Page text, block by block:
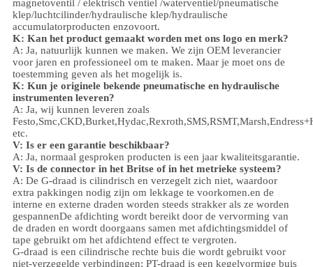
magnetoventil / elektrisch ventiel /waterventiel/pneumatische
klep/luchtcilinder/hydraulische klep/hydraulische
accumulatorproducten enzovoort.
K: Kan het product gemaakt worden met ons logo en merk?
A: Ja, natuurlijk kunnen we maken. We zijn OEM leverancier
voor jaren en professioneel om te maken. Maar je moet ons de
toestemming geven als het mogelijk is.
K: Kun je originele bekende pneumatische en hydraulische
instrumenten leveren?
A: Ja, wij kunnen leveren zoals
etc.
V: Is er een garantie beschikbaar?
A: Ja, normaal gesproken producten is een jaar kwaliteitsgarantie.
V: Is de connector in het Britse of in het metrieke systeem?
A: De G-draad is cilindrisch en verzegelt zich niet, waardoor
extra pakkingen nodig zijn om lekkage te voorkomen.en de
interne en externe draden worden steeds strakker als ze worden
gespannenDe afdichting wordt bereikt door de vervorming van
de draden en wordt doorgaans samen met afdichtingsmiddel of
tape gebruikt om het afdichtend effect te vergroten.
G-draad is een cilindrische rechte buis die wordt gebruikt voor
niet-verzegelde verbindingen; PT-draad is een kegelvormige buis